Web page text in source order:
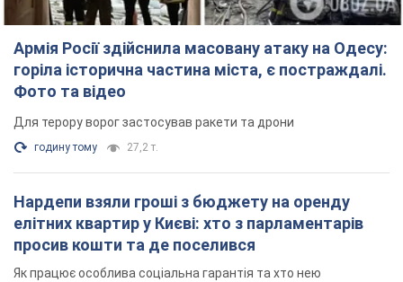
просив кошти та де поселився
Як працює особлива соціальна гарантія та хто нею
користується
4 години тому
Російська армія обстріляла дві сусідні
багатоповерхівки в Харкові: двоє загиблих,
більше 20 постраждалих
Ворог навмисно обстрілює житлові будинки
21 хвилину тому 2,7 т.